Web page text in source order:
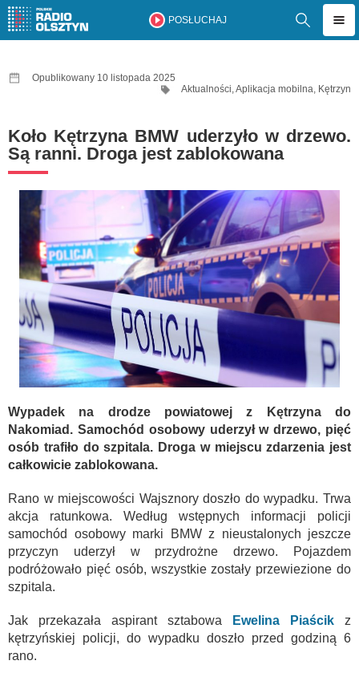
POSŁUCHAJ
Opublikowany 10 listopada 2025
Aktualności,Aplikacja mobilna, Kętrzyn
Koło Kętrzyna BMW uderzyło w drzewo.
Są ranni. Droga jest zablokowana
Wypadek na drodze powiatowej z Kętrzyna do
Nakomiad. Samochód osobowy uderzył w drzewo, pięć
osób trafiło do szpitala. Droga w miejscu zdarzenia jest
całkowicie zablokowana.
Rano w miejscowości Wajsznory doszło do wypadku. Trwa
akcja ratunkowa. Według wstępnych informacji policji
samochód osobowy marki BMW z nieustalonych jeszcze
przyczyn uderzył w przydrożne drzewo. Pojazdem
podróżowało pięć osób, wszystkie zostały przewiezione do
szpitala.
Jak przekazała aspirant sztabowa Ewelina Piaścik z
kętrzyńskiej policji, do wypadku doszło przed godziną 6
rano.